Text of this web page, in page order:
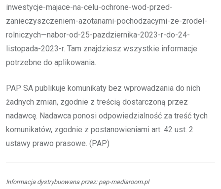
inwestycje-majace-na-celu-ochrone-wod-przed-
zanieczyszczeniem-azotanami-pochodzacymi-ze-zrodel-
rolniczych—nabor-od-25-pazdziernika-2023-r-do-24-
listopada-2023-r. Tam znajdziesz wszystkie informacje
potrzebne do aplikowania.
PAP SA publikuje komunikaty bez wprowadzania do nich
żadnych zmian, zgodnie z treścią dostarczoną przez
nadawcę. Nadawca ponosi odpowiedzialność za treść tych
komunikatów, zgodnie z postanowieniami art. 42 ust. 2
ustawy prawo prasowe. (PAP)
Informacja dystrybuowana przez: pap-mediaroom.pl